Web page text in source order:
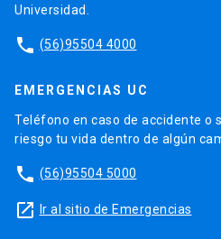
Universidad.
phone (56)95504 4000
EMERGENCIAS UC
Teléfono en caso de accidente o
riesgo tu vida dentro de algún
phone (56)95504 5000
launch Ir al sitio de Emergencias